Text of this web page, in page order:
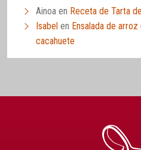
Ainoa en Receta de Tarta
Isabel en Ensalada de
cacahuete